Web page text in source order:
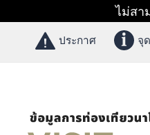
ไม่สา
ประกาศ จุ